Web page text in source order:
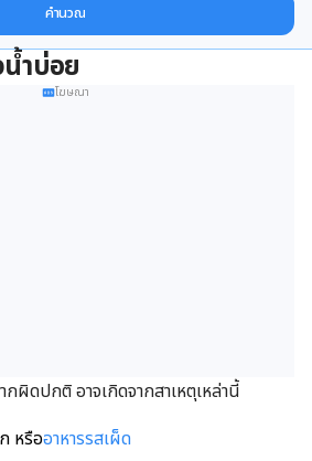
คำนวณ
น้ำบ่อย
โฆษณา
ผิดปกติ อาจเกิดจากสาเหตุเหล่านี้
หรืออาหารรสเผ็ด